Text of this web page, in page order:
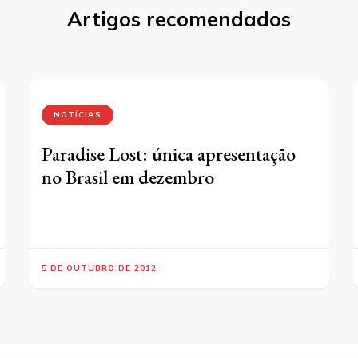
Artigos recomendados
NOTÍCIAS
Paradise Lost: única apresentação
no Brasil em dezembro
5 DE OUTUBRO DE 2012